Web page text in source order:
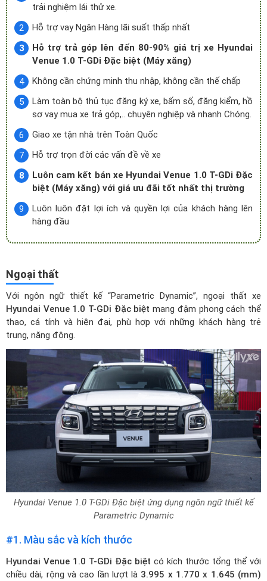
trải nghiệm lái thử xe.
Hỗ trợ vay Ngân Hàng lãi suất thấp nhất
Hỗ trợ trả góp lên đến 80-90% giá trị xe Hyundai
Venue 1.0 T-GDi Đặc biệt (Máy xăng)
Không cần chứng minh thu nhập, không cần thế chấp
Làm toàn bộ thủ tục đăng ký xe, bấm số, đăng kiểm, hồ
sơ vay mua xe trả góp,.. chuyên nghiệp và nhanh Chóng.
Giao xe tận nhà trên Toàn Quốc
Hỗ trợ trọn đời các vấn đề về xe
Luôn cam kết bán xe Hyundai Venue 1.0 T-GDi Đặc
biệt (Máy xăng) với giá ưu đãi tốt nhất thị trường
Luôn luôn đặt lợi ích và quyền lợi của khách hàng lên
hàng đầu
Ngoại thất
Với ngôn ngữ thiết kế “Parametric Dynamic”, ngoại thất xe
Hyundai Venue 1.0 T-GDi Đặc biệt mang đậm phong cách thể
thao, cá tính và hiện đại, phù hợp với những khách hàng trẻ
trung, năng động.
Hyundai Venue 1.0 T-GDi Đặc biệt ứng dụng ngôn ngữ thiết kế
Parametric Dynamic
#1. Màu sắc và kích thước
Hyundai Venue 1.0 T-GDi Đặc biệt có kích thước tổng thể với
chiều dài, rộng và cao lần lượt là 3.995 x 1.770 x 1.645 (mm)